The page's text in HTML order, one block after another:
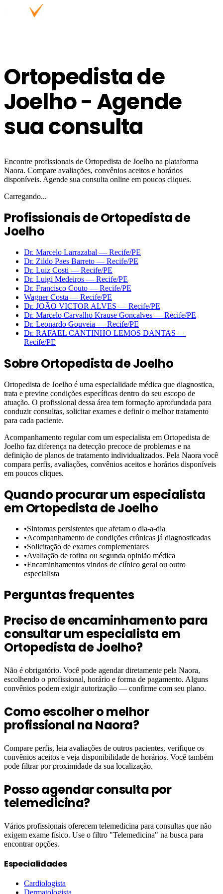
Ortopedista de
Joelho - Agende
sua consulta
Encontre profissionais de Ortopedista de Joelho na plataforma
Naora. Compare avaliações, convênios aceitos e horários
disponíveis. Agende sua consulta online em poucos cliques.
Carregando...
Profissionais de Ortopedista de
Joelho
Dr. Marcelo Larrazabal — Recife/PE
Dr. Zildo Paes Barreto — Recife/PE
Dr. Luiz Costi — Recife/PE
Dr. Luigi Medeiros — Recife/PE
Dr. Francisco Couto — Recife/PE
Wagner Costa — Recife/PE
Dr. JOÃO VICTOR ALVES — Recife/PE
Dr. Marcelo Carvalho Krause Goncalves — Recife/PE
Dr. Leonardo Gouveia — Recife/PE
Dr. RAFAEL CANTINHO LEMOS DANTAS —
Recife/PE
SobreOrtopedista de Joelho
Ortopedista de Joelho é uma especialidade médica que diagnostica,
trata e previne condições específicas dentro do seu escopo de
atuação. O profissional dessa área tem formação aprofundada para
conduzir consultas, solicitar exames e definir o melhor tratamento
para cada paciente.
Acompanhamento regular com um especialista em Ortopedista de
Joelho faz diferença na detecção precoce de problemas e na
definição de planos de tratamento individualizados. Pela Naora você
compara perfis, avaliações, convênios aceitos e horários disponíveis
em poucos cliques.
Quando procurar um especialista
emOrtopedista de Joelho
•Sintomas persistentes que afetam o dia-a-dia
•Acompanhamento de condições crônicas já diagnosticadas
•Solicitação de exames complementares
•Avaliação de rotina ou segunda opinião médica
•Encaminhamentos vindos de clínico geral ou outro
especialista
Perguntas frequentes
Preciso de encaminhamento para
consultar um especialista em
Ortopedista de Joelho?
Não é obrigatório. Você pode agendar diretamente pela Naora,
escolhendo o profissional, horário e forma de pagamento. Alguns
convênios podem exigir autorização — confirme com seu plano.
Como escolher o melhor
profissional na Naora?
Compare perfis, leia avaliações de outros pacientes, verifique os
convênios aceitos e veja disponibilidade de horários. Você também
pode filtrar por proximidade da sua localização.
Posso agendar consulta por
telemedicina?
Vários profissionais oferecem telemedicina para consultas que não
exigem exame físico. Use o filtro "Telemedicina" na busca para
encontrar opções.
Especialidades
Cardiologista
Dermatologista